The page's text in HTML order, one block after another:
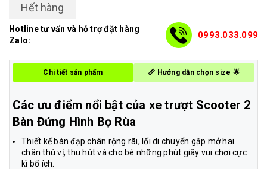
Hết hàng
Hotline tư vấn và hỗ trợ đặt hàng
Zalo:
0993.033.099
Chi tiết sản phẩm 📏 Hướng dẫn chọn size 🌟
Các ưu điểm nổi bật của xe trượt Scooter 2
Bàn Đứng Hình Bọ Rùa
Thiết kế bàn đạp chân rộng rãi, lối di chuyển gập mở hai
chân thú vị, thu hút và cho bé những phút giây vui chơi cực
kì bổ ích.